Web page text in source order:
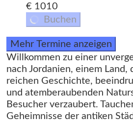
€ 1010
Buchen
Mehr Termine anzeigen
Willkommen zu einer
nach Jordanien, einem Land,
reichen Geschichte,
und atemberaubenden
Besucher verzaubert.
Geheimnisse der antiken